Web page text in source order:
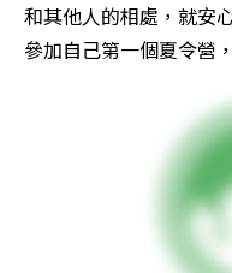
和其他人的相處，就安
參加自己第一個夏令營